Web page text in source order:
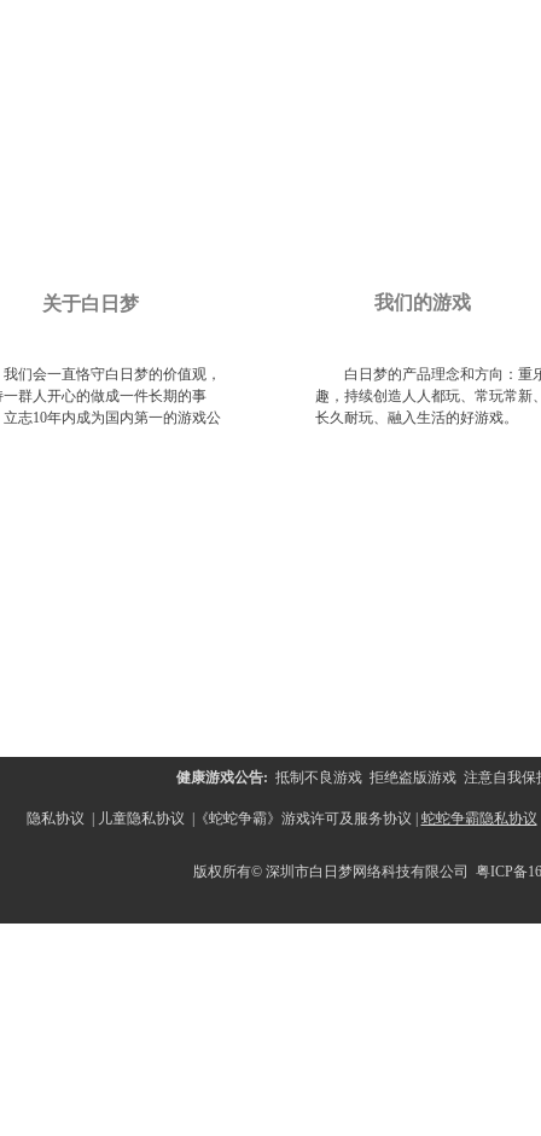
会一直恪守白日梦的价值观，
一群人开心的做成一件长期的事
立志10年内成为国内第一的游戏公
我们的游戏
关于白日梦
白日梦的产品理念和方向：重
趣，持续创造人人都玩、常玩常新
长久耐玩、融入生活的好游戏。
版权所有：XXX有限公司
健康游戏公告: 抵制不良游戏 拒绝盗版游戏 注意自我
隐私协议 儿童隐私协议 《蛇蛇争霸》游戏许可及服务协议 蛇蛇争霸隐私协议
版权所有© 深圳市白日 梦网络科技有限公司 粤ICP备